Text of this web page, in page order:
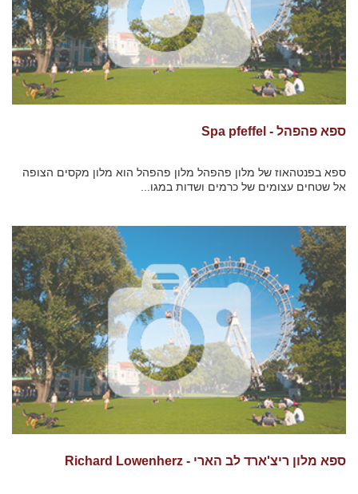
ספא פהפהל - Spa pfeffel
ספא בפנטהאוז של מלון פהפהל מלון פהפהל הוא מלון מקסים הצופה
אל שטחים עצומים של כרמים ושדות במגו...
ספא מלון ריצ'ארד לב הארי - Richard Lowenherz